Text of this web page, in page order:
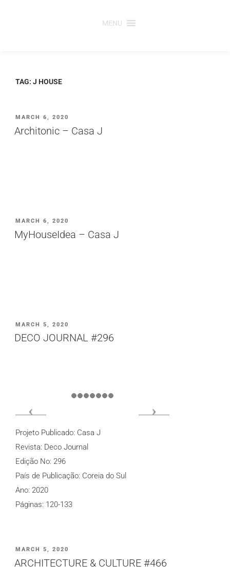
MENU
TAG: J HOUSE
PUBLICADO
EM
MARCH 6, 2020
Architonic – Casa J
PUBLICADO
EM
MARCH 6, 2020
MyHouseIdea – Casa J
PUBLICADO
EM
MARCH 5, 2020
DECO JOURNAL #296
Projeto Publicado: Casa J
Revista: Deco Journal
Edição No: 296
País de Publicação: Coreia do Sul
Ano: 2020
Páginas: 120-133
PUBLICADO
EM
MARCH 5, 2020
ARCHITECTURE & CULTURE #466